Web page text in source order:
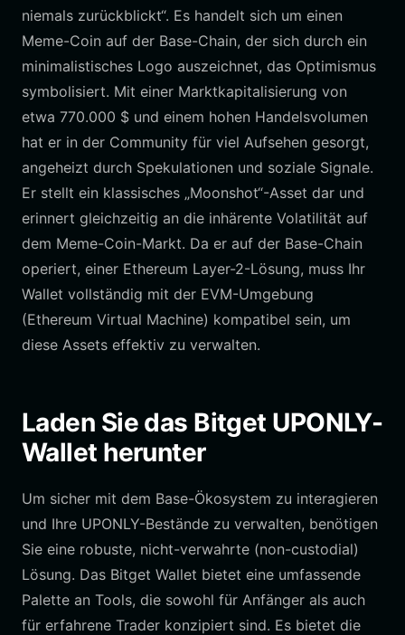
niemals zurückblickt“. Es handelt sich um einen
Meme-Coin auf der Base-Chain, der sich durch ein
minimalistisches Logo auszeichnet, das Optimismus
symbolisiert. Mit einer Marktkapitalisierung von
etwa 770.000 $ und einem hohen Handelsvolumen
hat er in der Community für viel Aufsehen gesorgt,
angeheizt durch Spekulationen und soziale Signale.
Er stellt ein klassisches „Moonshot“-Asset dar und
erinnert gleichzeitig an die inhärente Volatilität auf
dem Meme-Coin-Markt. Da er auf der Base-Chain
operiert, einer Ethereum Layer-2-Lösung, muss Ihr
Wallet vollständig mit der EVM-Umgebung
(Ethereum Virtual Machine) kompatibel sein, um
diese Assets effektiv zu verwalten.
Laden Sie das Bitget UPONLY-
Wallet herunter
Um sicher mit dem Base-Ökosystem zu interagieren
und Ihre UPONLY-Bestände zu verwalten, benötigen
Sie eine robuste, nicht-verwahrte (non-custodial)
Lösung. Das Bitget Wallet bietet eine umfassende
Palette an Tools, die sowohl für Anfänger als auch
für erfahrene Trader konzipiert sind. Es bietet die